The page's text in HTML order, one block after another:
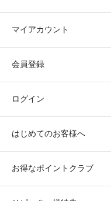
マイアカウント
会員登録
ログイン
はじめてのお客様へ
お得なポイントクラブ